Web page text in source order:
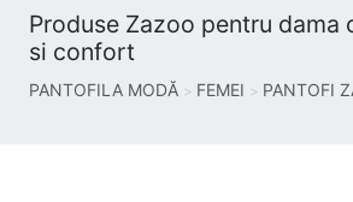
Produse Zazoo pentru dama
si confort
PANTOFILA MODĂ FEMEI PANTOFI